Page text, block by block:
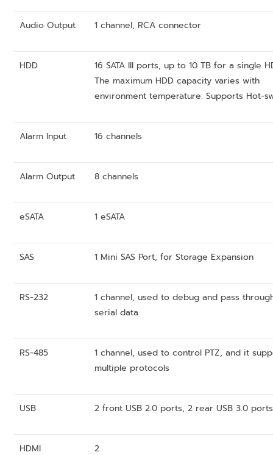
Audio Output 1 channel, RCA connector
HDD
16 SATA III ports, up to 10 TB for a single
The maximum HDD capacity varies with
environment temperature. Supports Hot-
Alarm Input 16 channels
Alarm Output 8 channels
eSATA 1 eSATA
SAS 1 Mini SAS Port, for Storage Expansion
RS-232
1 channel, used to debug and pass
serial data
RS-485
1 channel, used to control PTZ, and it
multiple protocols
USB 2 front USB 2.0 ports, 2 rear USB 3.0 ports
HDMI 2